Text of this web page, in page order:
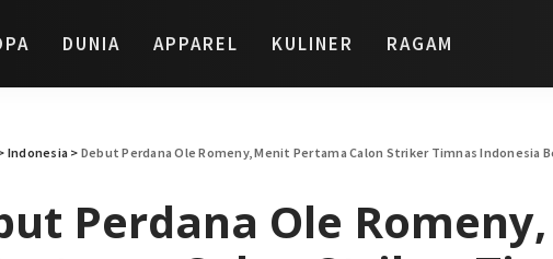
DUNIA APPAREL KULINER RAGAM
Indonesia > Debut Perdana Ole Romeny, Menit Pertama Calon Striker Timnas Indonesia
Perdana Ole